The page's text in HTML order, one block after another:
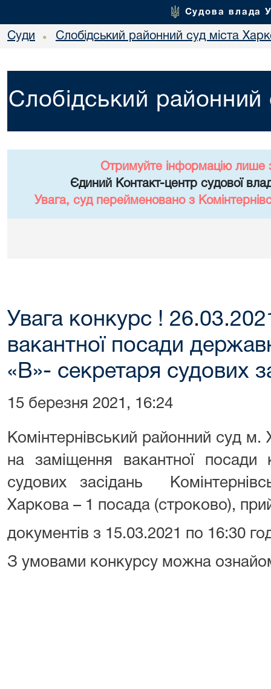
Судова влада
Суди • Слобідський районний суд міста
Слобідський районний
Отримуйте інформацію лише
Єдиний Контакт-центр судової
Увага, суд перейменовано з
Увага конкурс !
вакантної посади
«В»- секретаря судових
15 березня 2021, 16:24
Комінтернівський районний суд
на заміщення вакантної посади
судових засідань
Харкова – 1 посада (строково),
документів з 15.03.2021 по 16:30
З умовами конкурсу можна